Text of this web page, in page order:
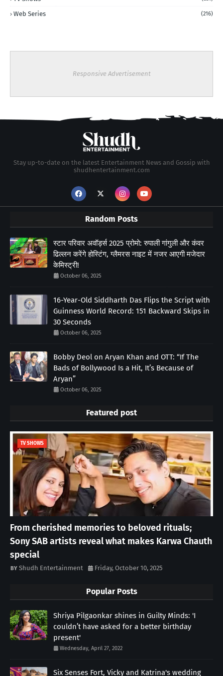
Web Series (216)
Responsive Advertisement
Stay up-to-date on the latest Entertainment News and Gossip with
shudhentertainment.com
Random Posts
स्टार परिवार अवॉर्ड्स 2025 प्रोमो: रुपाली गांगुली और कंवर
ढिल्लन करेंगे होस्टिंग, ग्लैमरस नाइट में नजर आएगी मजेदार
केमिस्ट्री!
October 06, 2025
16-Year-Old Siddharth Das Flips the Script with
Guinness World Record: 151 Backward Skips in
30 Seconds
October 06, 2025
Bobby Deol on Aryan Khan and OTT: “If The
Bads of Bollywood Is a Hit, It’s Because of
Aryan”
October 06, 2025
Featured post
TV SHOWS
From cherished memories to beloved rituals;
Sony SAB artists reveal what makes Karwa Chauth
special
Shudh Entertainment Friday, October 10, 2025
Popular Posts
Shriya Pilgaonkar shines in Guilty Minds: 'I
couldn’t have asked for a better birthday
present'
Wednesday, April 27, 2022
Six Senses Fort, Vicky and Katrina's wedding